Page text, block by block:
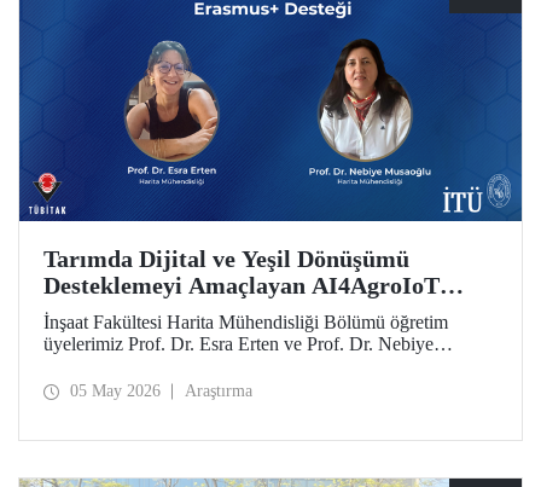
Tarımda Dijital ve Yeşil Dönüşümü
Desteklemeyi Amaçlayan AI4AgroIoT
Projesine Erasmus+ Desteği
İnşaat Fakültesi Harita Mühendisliği Bölümü öğretim
üyelerimiz Prof. Dr. Esra Erten ve Prof. Dr. Nebiye
Precision Agriculture) Projesi, Avrupa Birliği Erasmus+
05 May 2026 Araştırma